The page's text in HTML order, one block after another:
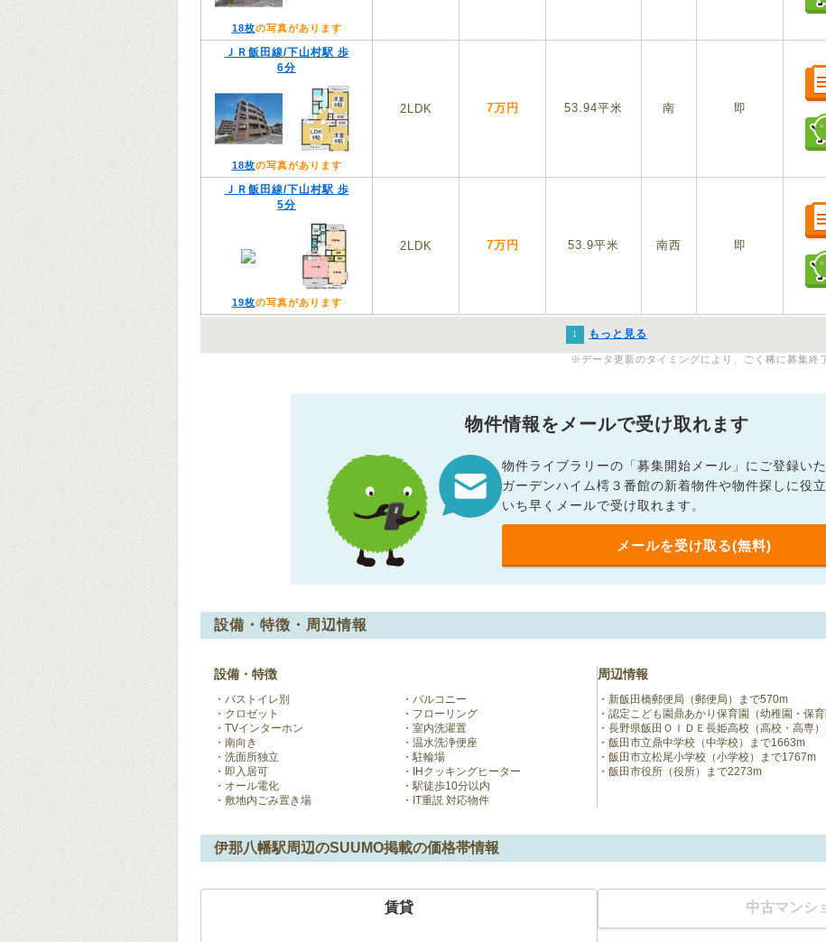
18枚の写真があります
ＪＲ飯田線/下山村駅 歩
6分
18枚の写真があります
2LDK 7万円 53.94平米 南 即
ＪＲ飯田線/下山村駅 歩
5分
19枚の写真があります
2LDK 7万円 53.9平米 南西 即
↓ もっと見る
※データ更新のタイミングにより、ごく稀に募集終
物件情報をメールで受け取れます
物件ライブラリーの「募集開始メール」にご登録いた
ガーデンハイム樗３番館の新着物件や物件探しに役
いち早くメールで受け取れます。
メールを受け取る(無料)
設備・特徴・周辺情報
設備・特徴
バストイレ別
バルコニー
クロゼット
フローリング
TVインターホン
室内洗濯置
南向き
温水洗浄便座
洗面所独立
駐輪場
即入居可
IHクッキングヒーター
オール電化
駅徒歩10分以内
敷地内ごみ置き場
IT重説 対応物件
周辺情報
新飯田橋郵便局（郵便局）まで570m
認定こども園鼎あかり保育園（幼稚園・保
長野県飯田ＯＩＤＥ長姫高校（高校・高専
飯田市立鼎中学校（中学校）まで1663m
飯田市立松尾小学校（小学校）まで1767m
飯田市役所（役所）まで2273m
伊那八幡駅周辺のSUUMO掲載の価格帯情報
賃貸 中古マンシ